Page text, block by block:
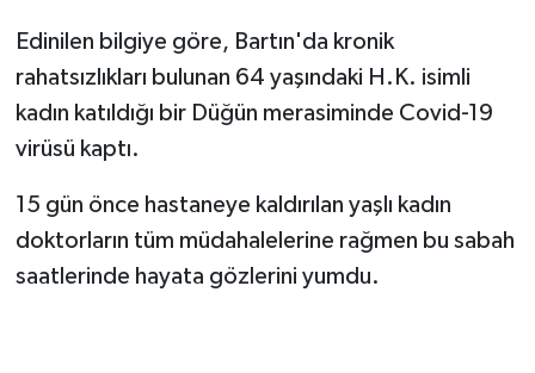
Edinilen bilgiye göre, Bartın'da kronik
rahatsızlıkları bulunan 64 yaşındaki H.K. isimli
kadın katıldığı bir Düğün merasiminde Covid-19
virüsü kaptı.
15 gün önce hastaneye kaldırılan yaşlı kadın
doktorların tüm müdahalelerine rağmen bu sabah
saatlerinde hayata gözlerini yumdu.
YEREL